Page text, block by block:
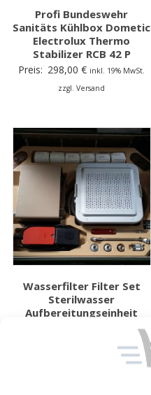
Profi Bundeswehr
Sanitäts Kühlbox Dometic
Electrolux Thermo
Stabilizer RCB 42 P
Preis: 298,00€ inkl. 19% MwSt.
zzgl. Versand
Wasserfilter Filter Set
Sterilwasser
Aufbereitungseinheit
RIWOPLAN Clinika BUND
inkl. 19% MwSt.